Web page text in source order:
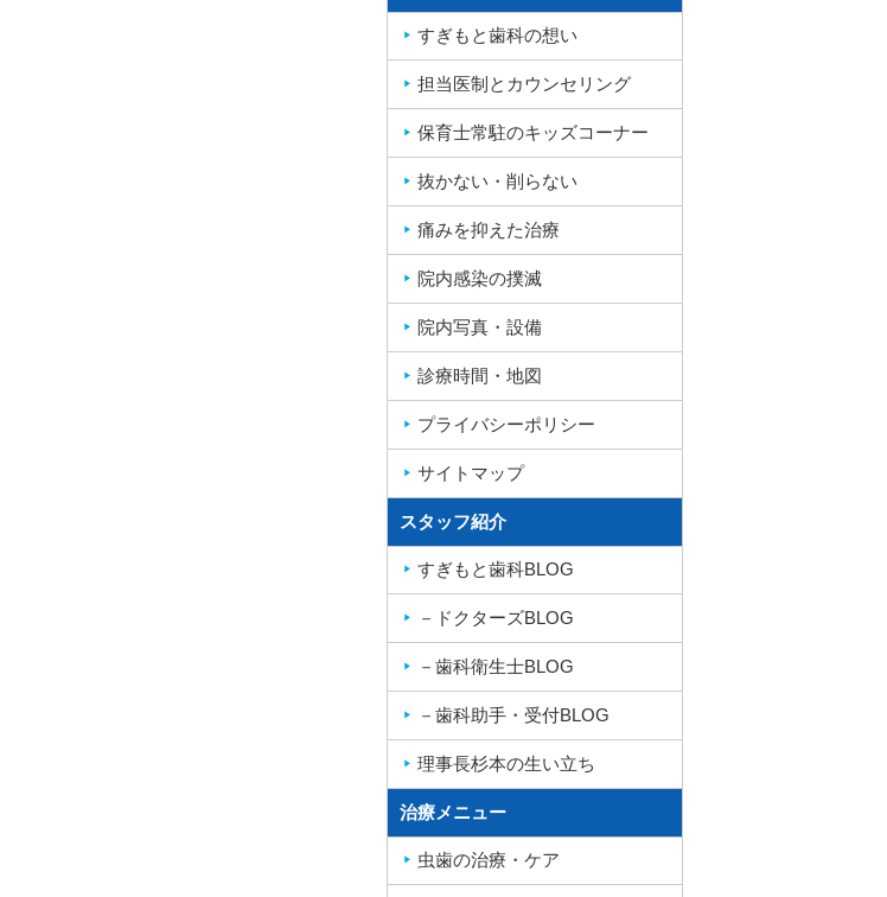
すぎもと歯科の想い
担当医制とカウンセリング
保育士常駐のキッズコーナー
抜かない・削らない
痛みを抑えた治療
院内感染の撲滅
院内写真・設備
診療時間・地図
プライバシーポリシー
サイトマップ
スタッフ紹介
すぎもと歯科BLOG
－ドクターズBLOG
－歯科衛生士BLOG
－歯科助手・受付BLOG
理事長杉本の生い立ち
治療メニュー
虫歯の治療・ケア